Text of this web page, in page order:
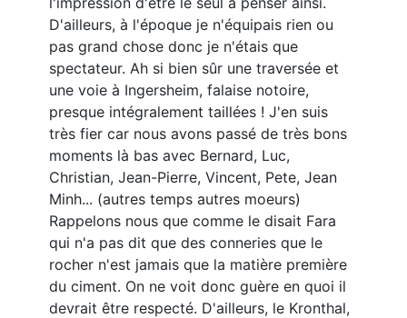
D'ailleurs, à l'époque je n'équipais rien ou
pas grand chose donc je n'étais que
spectateur. Ah si bien sûr une traversée et
une voie à Ingersheim, falaise notoire,
presque intégralement taillées ! J'en suis
très fier car nous avons passé de très bons
moments là bas avec Bernard, Luc,
Christian, Jean-Pierre, Vincent, Pete, Jean
Minh... (autres temps autres moeurs)
Rappelons nous que comme le disait Fara
qui n'a pas dit que des conneries que le
rocher n'est jamais que la matière première
du ciment. On ne voit donc guère en quoi il
devrait être respecté. D'ailleurs, le Kronthal,